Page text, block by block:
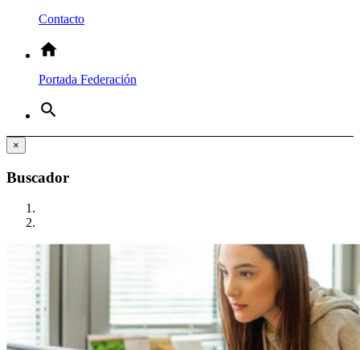
Contacto
home
Portada Federación
search
×
Buscador